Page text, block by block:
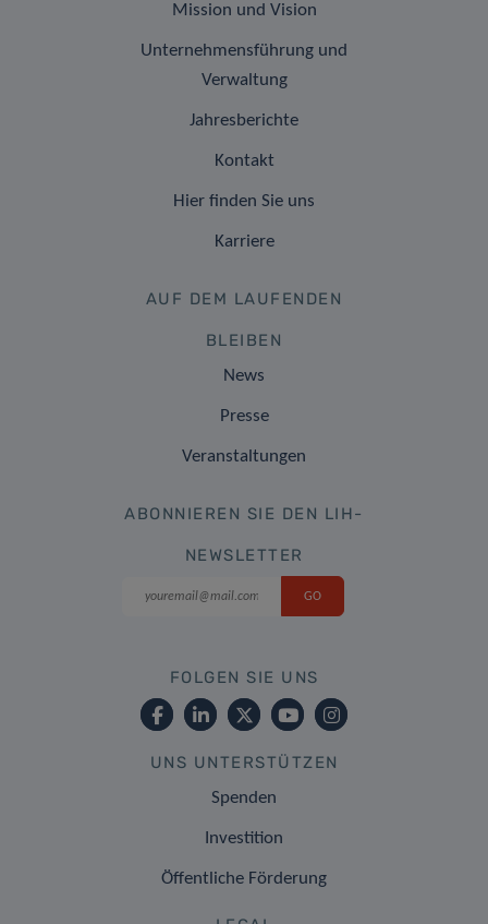
Mission und Vision
Unternehmensführung und
Verwaltung
Jahresberichte
Kontakt
Hier finden Sie uns
Karriere
AUF DEM LAUFENDEN
BLEIBEN
News
Presse
Veranstaltungen
ABONNIEREN SIE DEN LIH-
NEWSLETTER
FOLGEN SIE UNS
UNS UNTERSTÜTZEN
Spenden
Investition
Öffentliche Förderung